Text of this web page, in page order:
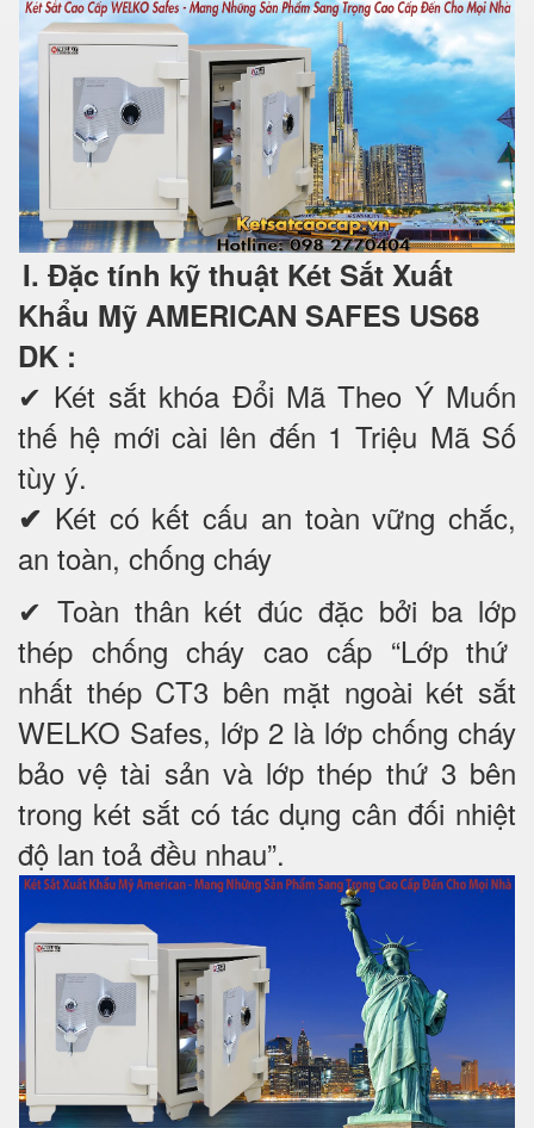
I. Đặc tính kỹ thuật Két Sắt Xuất
Khẩu Mỹ AMERICAN SAFES US68
DK :
✔ Két sắt khóa Đổi Mã Theo Ý Muốn
thế hệ mới cài lên đến 1 Triệu Mã Số
tùy ý.
✔ Két có kết cấu an toàn vững chắc,
an toàn, chống cháy
✔ Toàn thân két đúc đặc bởi ba lớp
thép chống cháy cao cấp “Lớp thứ
nhất thép CT3 bên mặt ngoài két sắt
WELKO Safes, lớp 2 là lớp chống cháy
bảo vệ tài sản và lớp thép thứ 3 bên
trong két sắt có tác dụng cân đối nhiệt
độ lan toả đều nhau”.